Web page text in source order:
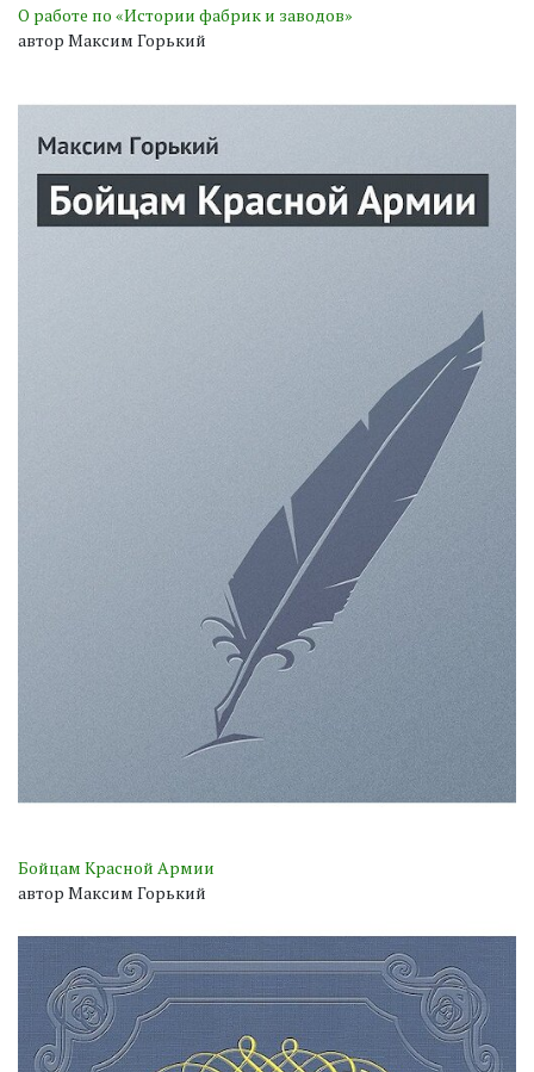
О работе по «Истории фабрик и заводов»
автор Максим Горький
Бойцам Красной Армии
автор Максим Горький